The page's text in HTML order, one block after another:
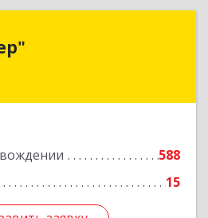
588
15
Респ, Мелеузовский р-н,